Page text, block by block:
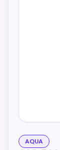
AQUA